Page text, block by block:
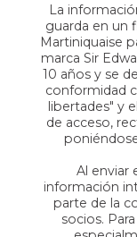
La
guarda en un
Martiniquaise
marca Sir
10 años y se
conformidad
libertades" y
de acceso,
Al enviar
información
parte de la
socios.